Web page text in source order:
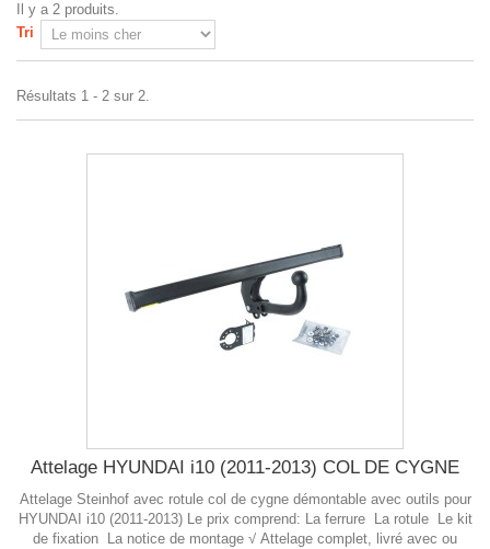
Il y a 2 produits.
Tri
Résultats 1 - 2 sur 2.
Attelage HYUNDAI i10 (2011-2013) COL DE CYGNE
Attelage Steinhof avec rotule col de cygne démontable avec outils pour
HYUNDAI i10 (2011-2013) Le prix comprend: La ferrure La rotule Le kit
de fixation La notice de montage √ Attelage complet, livré avec ou